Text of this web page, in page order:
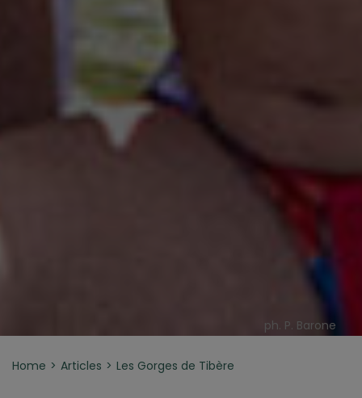
ph. P. Barone
Home Articles Les Gorges de Tibère